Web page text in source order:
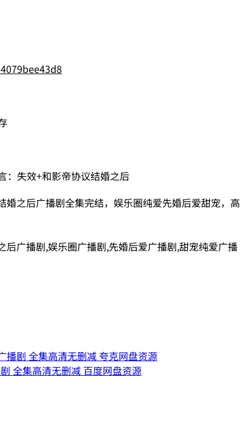
：失效+和影帝协议结婚之后
婚之后广播剧全集完结，娱乐圈纯爱先婚后爱甜宠，高
后广播剧,娱乐圈广播剧,先婚后爱广播剧,甜宠纯爱广播
播剧 全集高清无删减 夸克网盘资源
全集高清无删减 百度网盘资源